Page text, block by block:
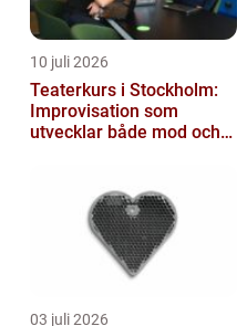
10 juli 2026
Teaterkurs i Stockholm:
Improvisation som
utvecklar både mod och
03 juli 2026